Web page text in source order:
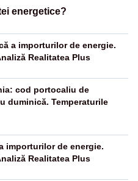
energetice?
a importurilor de energie.
Realitatea Plus
cod portocaliu de
duminică. Temperaturile
importurilor de energie.
Realitatea Plus